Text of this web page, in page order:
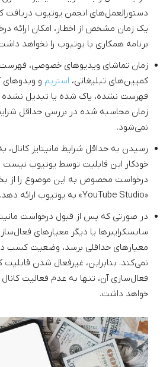
دستورالعمل‌های انجمن یوتیوب دریافت
یک زمان مشخص از اخطار، امکان ارائه
برنامه همکاری با یوتیوب را نخواهد
زمان تماشای ویدیوهای خصوصی،
کمپین‌های تبلیغاتی، استریم
زمان محاسبه شده در بررسی حداقل
نمی‌شود.
رسیدن به حداقل شرایط مانیتایز
خودکار این قابلیت توسط یوتیوب نیست و
«YouTube Studio» به یوتیوب ارائه دهد.
در صورتی که پس از قبول درخواست
سابسکرایبرها یا دیگر معیارهای
معیارهای حداقلی برسد، وضعیت کسب
نمی‌کند. بنابراین، غیرفعال شدن
فعال‌سازی آن، تنها به عدم فعالیت
خواهد داشت.